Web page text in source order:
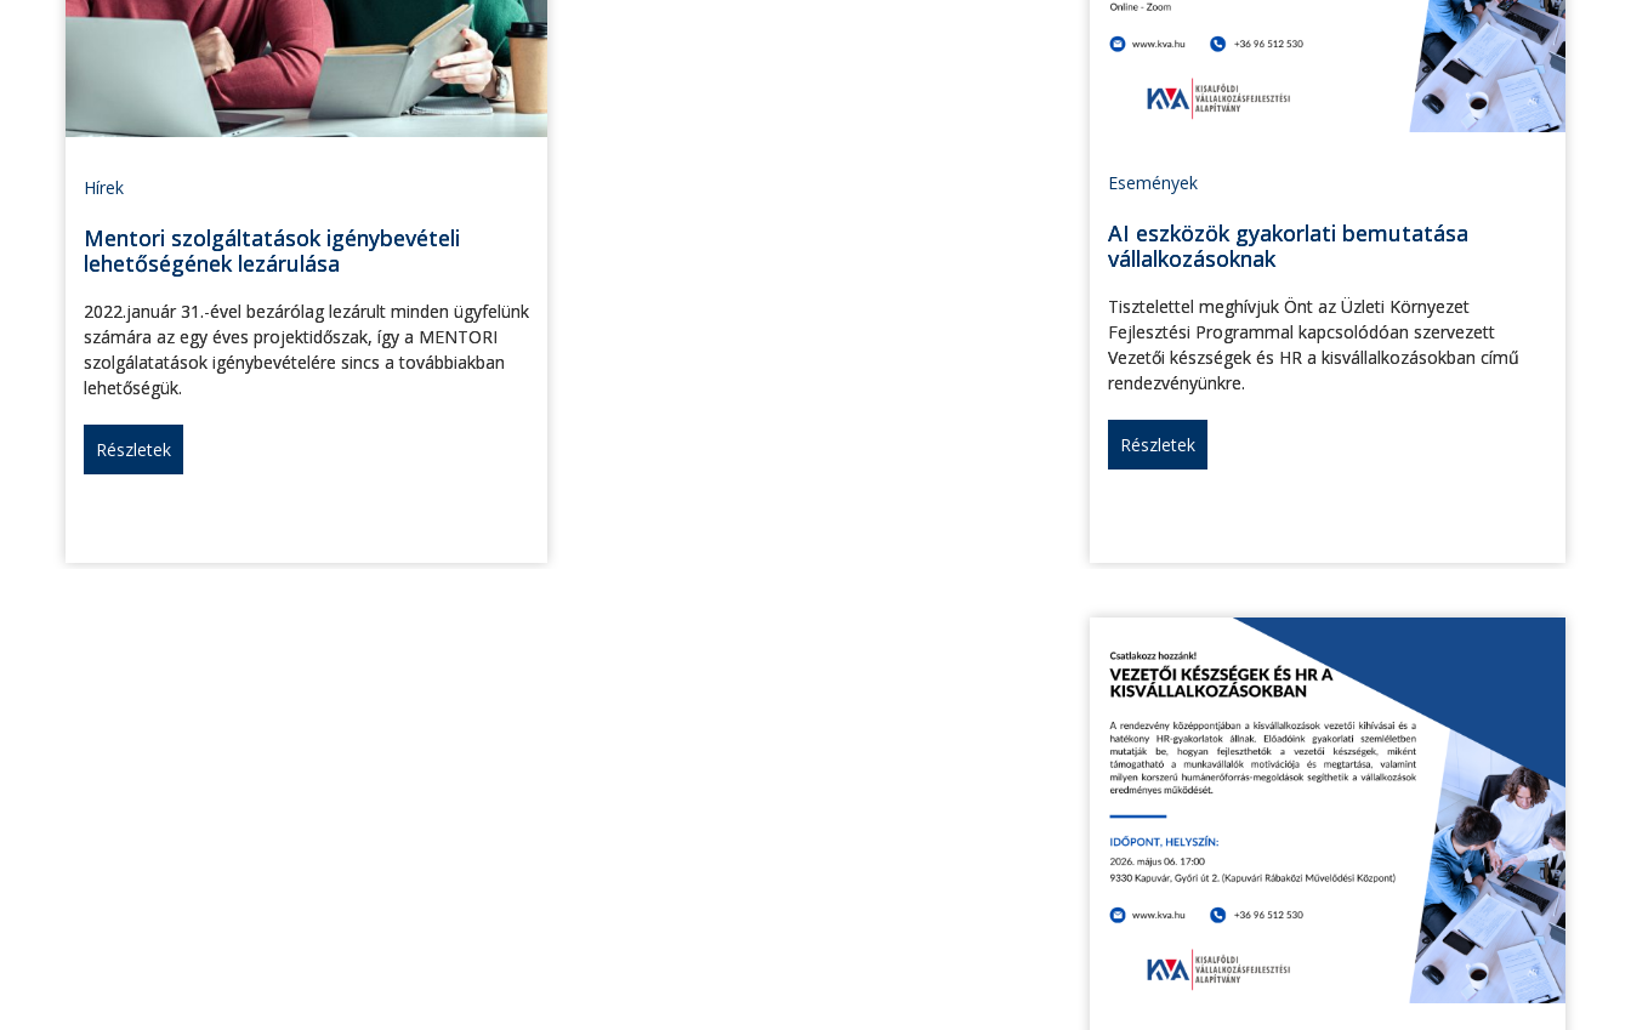
Hírek
Mentori szolgáltatások igénybevételi
lehetőségének lezárulása
2022.január 31.-ével bezárólag lezárult minden ügyfelünk
számára az egy éves projektidőszak, így a MENTORI
szolgálatatások igénybevételére sincs a továbbiakban
lehetőségük.
Részletek
Események
AI eszközök gyakorlati bemutatása
vállalkozásoknak
Tisztelettel meghívjuk Önt az Üzleti Környezet
Fejlesztési Programmal kapcsolódóan szervezett
Vezetői készségek és HR a kisvállalkozásokban című
rendezvényünkre.
Részletek